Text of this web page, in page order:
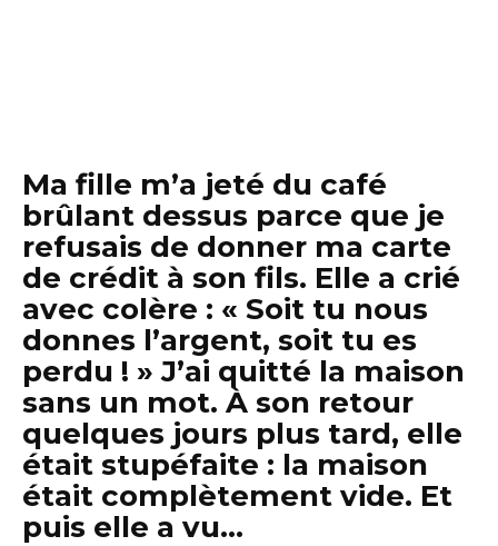
Ma fille m’a jeté du café
brûlant dessus parce que je
refusais de donner ma carte
de crédit à son fils. Elle a crié
avec colère : « Soit tu nous
donnes l’argent, soit tu es
perdu ! » J’ai quitté la maison
sans un mot. À son retour
quelques jours plus tard, elle
était stupéfaite : la maison
était complètement vide. Et
puis elle a vu…